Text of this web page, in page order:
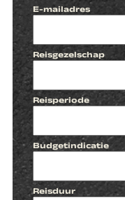
E-mailadres
Reisgezelschap
Reisperiode
Budgetindicatie
Reisduur